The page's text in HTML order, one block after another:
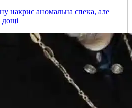
накриє аномальна спека, але
дощі